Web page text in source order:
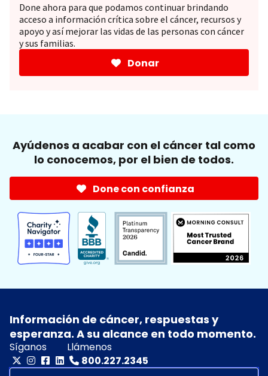
Done ahora para que podamos continuar brindando
acceso a información crítica sobre el cáncer, recursos y
apoyo y así mejorar las vidas de las personas con cáncer
y sus familias.
Donar
Ayúdenos a acabar con el cáncer tal como
lo conocemos, por el bien de todos.
Done con confianza
Información de cáncer, respuestas y
esperanza. A su alcance en todo momento.
Síganos
Llámenos
800.227.2345